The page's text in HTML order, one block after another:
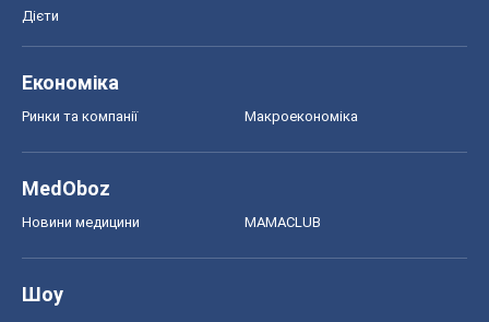
Дієти
Економіка
Ринки та компанії Макроекономіка
MedOboz
Новини медицини MAMACLUB
Шоу